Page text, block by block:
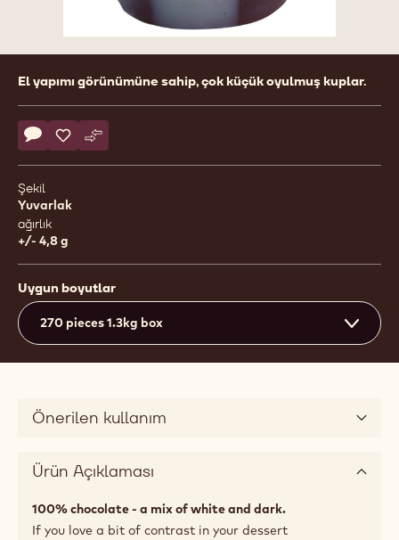
Product
information
El yapımı görünümüne sahip, çok küçük oyulmuş kuplar.
Actions
Yorum yaz
- Snobinettes Marbled
Kaydet
- Snobinettes Marbled
Karşılaştır
- Snobinettes Marbled
Şekil
Yuvarlak
ağırlık
+/- 4,8 g
Uygun boyutlar
270 pieces 1.3kg box
Önerilen kullanım
Ürün Açıklaması
100% chocolate - a mix of white and dark.
If you love a bit of contrast in your dessert